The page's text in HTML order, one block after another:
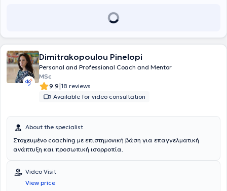
Dimitrakopoulou Pinelopi
Personal and Professional Coach and Mentor
MSc
9.9|18 reviews
Available for video consultation
About the specialist
Στοχευμένο coaching με επιστημονική βάση για επαγγελματική
ανάπτυξη και προσωπική ισορροπία.
Video Visit
View price